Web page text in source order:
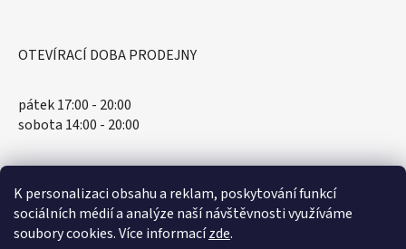
K personalizaci obsahu a reklam, poskytování funkcí
sociálních médií a analýze naší návštěvnosti využíváme
soubory cookies. Více informacízde.
OTEVÍRACÍ DOBA PRODEJNY
pátek 17:00 - 20:00
sobota 14:00 - 20:00